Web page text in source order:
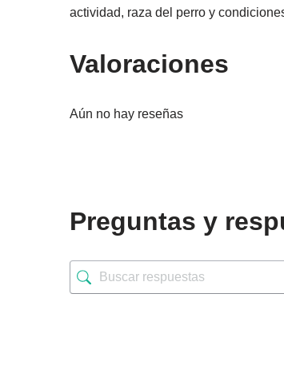
actividad, raza del perro y
Valoraciones
Aún no hay reseñas
Preguntas y